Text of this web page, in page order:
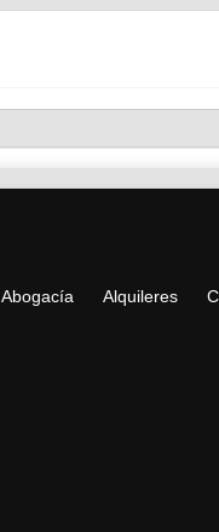
Abogacía Alquileres